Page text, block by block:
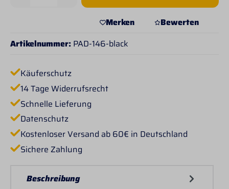
Merken
Bewerten
Artikelnummer: PAD-146-black
Käuferschutz
14 Tage Widerrufsrecht
Schnelle Lieferung
Datenschutz
Kostenloser Versand ab 60€ in Deutschland
Sichere Zahlung
Beschreibung